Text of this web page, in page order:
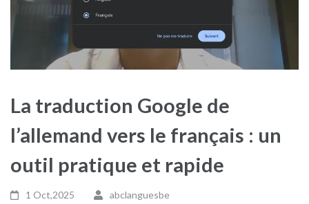
La traduction Google de
l’allemand vers le français : un
outil pratique et rapide
1 Oct,2025
abclanguesbe